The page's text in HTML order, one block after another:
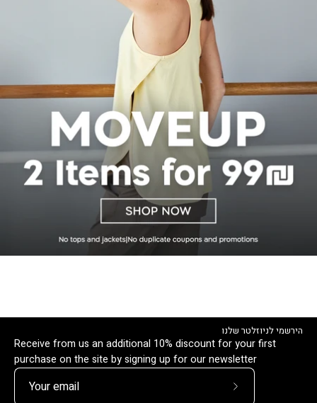
הירשמי לניוזלטר שלנו
Receive from us an additional 10% discount for your first
purchase on the site by signing up for our newsletter
Subscribe